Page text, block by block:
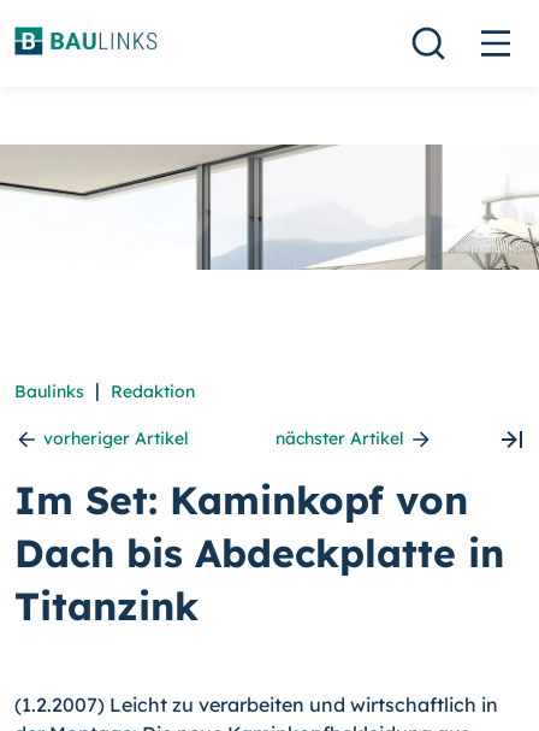
Baulinks | Redaktion
vorheriger Artikel nächster Artikel
Im Set: Kaminkopf von
Dach bis Abdeckplatte in
Titanzink
(1.2.2007) Leicht zu verarbeiten und wirtschaftlich in